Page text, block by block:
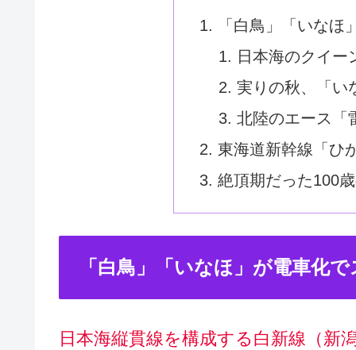
「白鳥」「いなほ
日本海のクイー
実りの秋、「い
北陸のエース「
東海道新幹線「ひ
絶頂期だった100
「白鳥」「いなほ」が電車化
日本海縦貫線を構成する白新線（新